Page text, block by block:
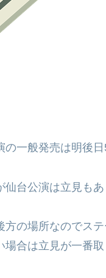
一般発売は明後日
台公演は立見もあ
の場所なのでス
合は立見が一番取